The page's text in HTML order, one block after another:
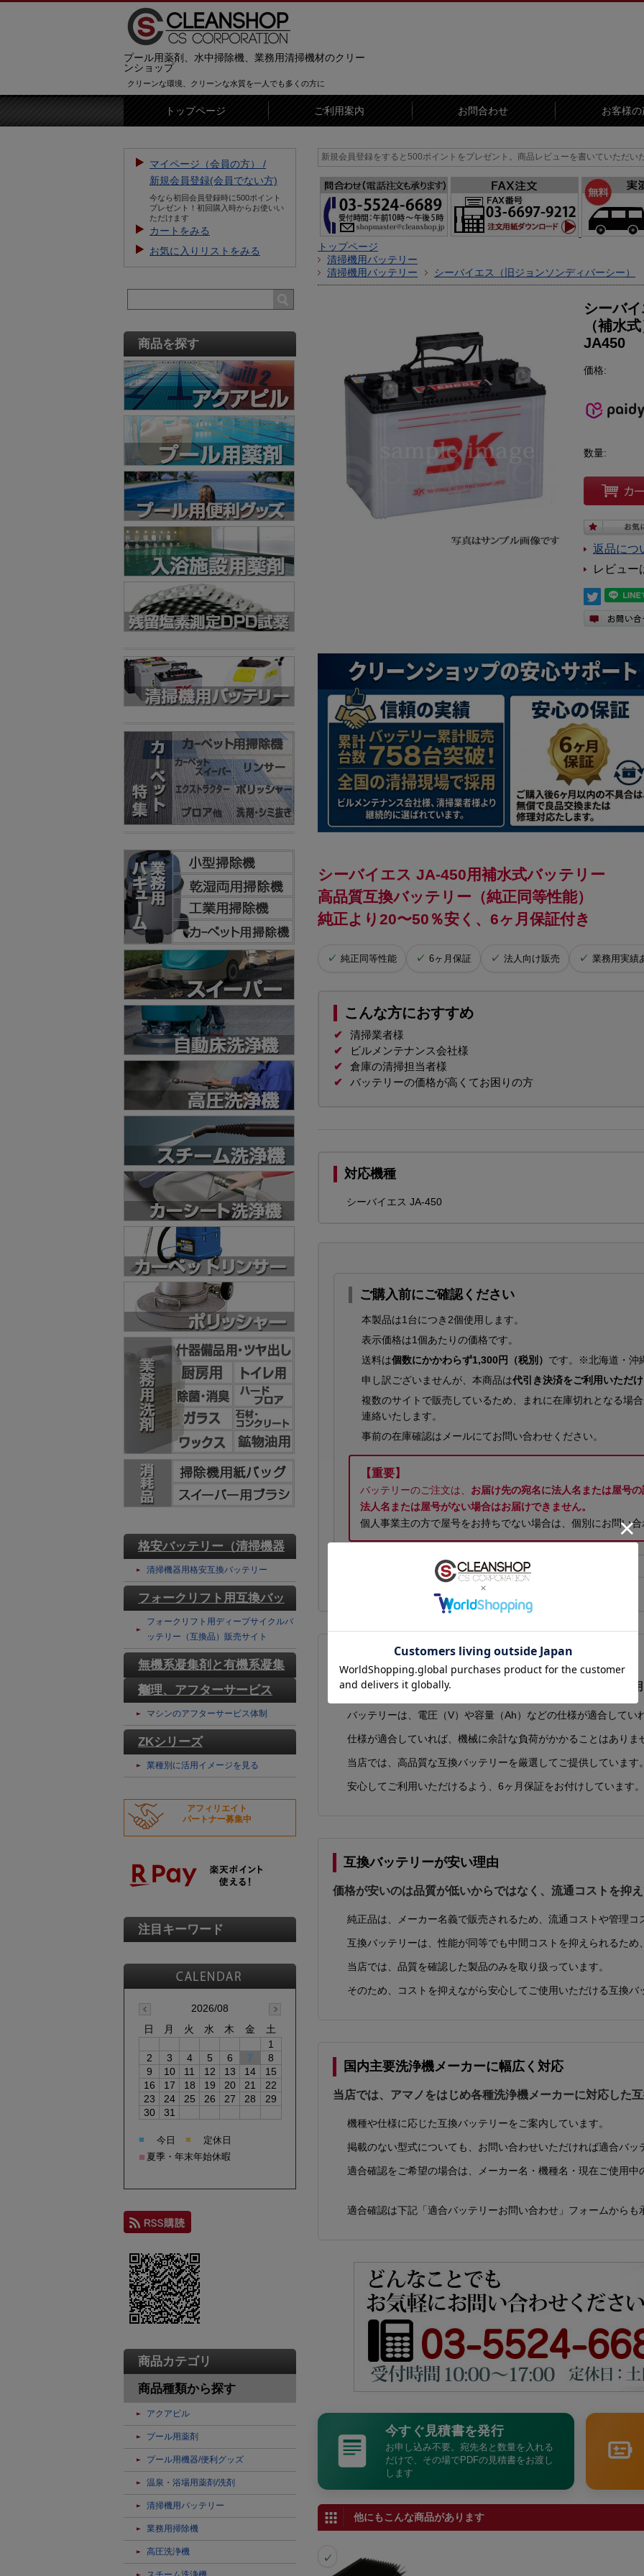
プール用薬剤、水中掃除機、業務用清掃機材のクリー
ンショップ
クリーンな環境、クリーンな水質を一人でも多くの方に
トップページ ご利用案内 お問合わせ お客様の
【お知らせ】新規会員登録をすると500ポイントをプレゼント。 商品レビューを書いていただいた方に300ポイ
トップページ
清掃機用バッテリー
清掃機用バッテリー
シーバイエス（旧ジョンソンディバーシー）
シーバ
（補水
JA450
価格:
数量:
返品につ
レビュー
シーバイエス JA-450用補水式バッテリー
高品質互換バッテリー（純正同等性能）
純正より20〜50％安く、6ヶ月保証付き
純正同等性能 6ヶ月保証 法人向け販売 業務用実績
こんな方におすすめ
✔
清掃業者様
✔
ビルメンテナンス会社様
✔
倉庫の清掃担当者様
✔
バッテリーの価格が高くてお困りの方
対応機種
シーバイエス JA-450
ご購入前にご確認ください
本製品は1台につき2個使用します。
表示価格は1個あたりの価格です。
送料は個数にかかわらず1,300円（税別） です。※北海道・沖
申し訳ございませんが、本商品は代引き決済をご利用いただ
複数のサイトで販売しているため、まれに在庫切れとなる場
連絡いたします。
事前の在庫確認はメールにてお問い合わせください。
【重要】
バッテリーのご注文は、 お届け先の宛名に法人名または屋号
法人名または屋号がない場合はお届けできません。
個人事業主の方で屋号をお持ちでない場合は、個別にお問い
純正以外のバッテリーでも大丈夫？
互換バッテリーでも、仕様が適合していれば問題なくご使
バッテリーは、電圧（V）や容量（Ah）などの仕様が適合してい
仕様が適合していれば、機械に余計な負荷がかかることはありま
当店では、高品質な互換バッテリーを厳選してご提供しています
安心してご利用いただけるよう、6ヶ月保証をお付けしています。
互換バッテリーが安い理由
価格が安いのは品質が低いからではなく、流通コストを抑
純正品は、メーカー名義で販売されるため、流通コストや管理
互換バッテリーは、性能が同等でも中間コストを抑えられるた
当店では、品質を確認した製品のみを取り扱っています。
そのため、コストを抑えながら安心してご使用いただける互換
国内主要洗浄機メーカーに幅広く対応
当店では、アマノをはじめ各種洗浄機メーカーに対応した
機種や仕様に応じた互換バッテリーをご案内しています。
掲載のない型式についても、お問い合わせいただければ適合バ
適合確認をご希望の場合は、メーカー名・機種名・現在ご使用
適合確認は下記「適合バッテリーお問い合わせ」フォームからも
今すぐ見積書を発行
お申し込み不要。宛先名と数量を入れる
だけで、その場でPDFの見積書をお渡し
します
他にもこんな商品があります
マイページ（会員の方） /
新規会員登録(会員でない方)
今なら初回会員登録時に500ポイント
プレゼント！初回購入時からお使いい
ただけます
カートをみる
お気に入りリストをみる
商品を探す
格安バッテリー（清掃機器
用）
清掃機器用格安互換バッテリー
フォークリフト用互換バッ
テリー
フォークリフト用ディープサイクルバ
ッテリー（互換品）販売サイト
無機系凝集剤と有機系凝集
剤
修理、アフターサービス
マシンのアフターサービス体制
ZKシリーズ
業種別に活用イメージを見る
アフィリエイト
パートナー募集中
注目キーワード
2026/08
日
月 火 水 木 金
土
1
2
3 4 5 6 7
8
9
10 11 12 13 14
15
16
17 18 19 20 21
22
23
24 25 26 27 28
29
30
31
■ 今日 ■ 定休日
■ 夏季・年末年始休暇
商品カテゴリ
商品種類から探す
アクアピル
プール用薬剤
プール用機器/便利グッズ
温泉・浴場用薬剤/洗剤
清掃機用バッテリー
業務用掃除機
高圧洗浄機